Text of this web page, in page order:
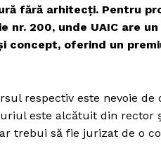
fără arhitecţi. Pentru
nr. 200, unde UAIC are
oferind un
respectiv este nevoie de
este alcătuit din rector
trebui să fie jurizat de o